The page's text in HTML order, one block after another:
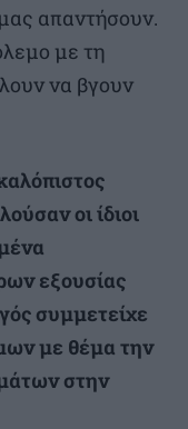
απαντήσουν.
με τη
να βγουν
οι ίδιοι
εξουσίας
συμμετείχε
με θέμα την
στην